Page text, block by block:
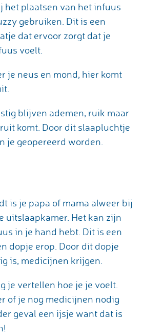
het plaatsen van het infuus
gebruiken. Dit is een
dat ervoor zorgt dat je
voelt.
je neus en mond, hier komt
blijven ademen, ruik maar
komt. Door dit slaapluchtje
je geopereerd worden.
is je papa of mama alweer bij
uitslaapkamer. Het kan zijn
in je hand hebt. Dit is een
dopje erop. Door dit dopje
is, medicijnen krijgen.
je vertellen hoe je je voelt.
of je nog medicijnen nodig
geval een ijsje want dat is